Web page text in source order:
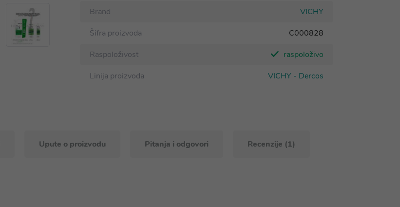
Brand
VICHY
Šifra proizvoda
C000828
Raspoloživost
raspoloživo
Linija proizvoda
VICHY - Dercos
Upute o proizvodu Pitanja i odgovori Recenzije (1)